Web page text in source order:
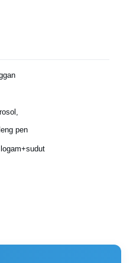
pen